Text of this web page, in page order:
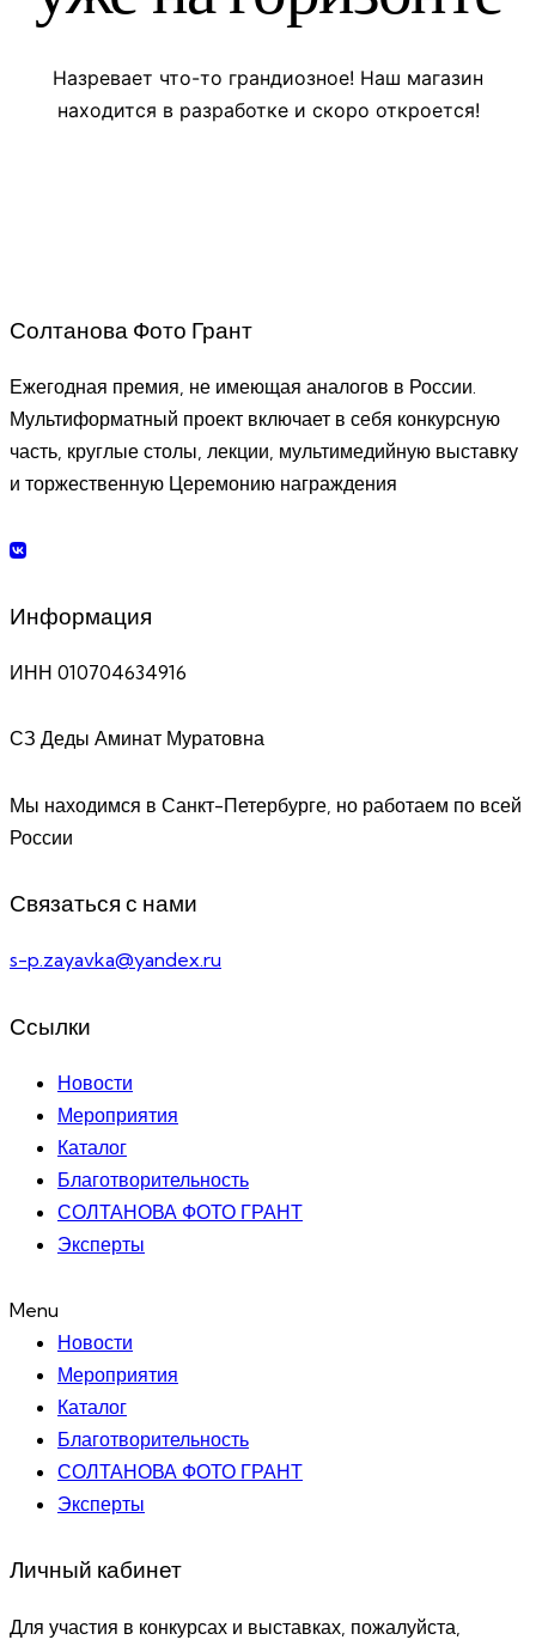
Назревает что-то грандиозное! Наш магазин
находится в разработке и скоро откроется!
Солтанова Фото Грант
Ежегодная премия, не имеющая аналогов в России.
Мультиформатный проект включает в себя конкурсную
часть, круглые столы, лекции, мультимедийную выставку
и торжественную Церемонию награждения
Информация
ИНН 010704634916
СЗ Деды Аминат Муратовна
Мы находимся в Санкт-Петербурге, но работаем по всей
России
Связаться с нами
s-p.zayavka@yandex.ru
Ссылки
Новости
Мероприятия
Каталог
Благотворительность
СОЛТАНОВА ФОТО ГРАНТ
Эксперты
Menu
Новости
Мероприятия
Каталог
Благотворительность
СОЛТАНОВА ФОТО ГРАНТ
Эксперты
Личный кабинет
Для участия в конкурсах и выставках, пожалуйста,